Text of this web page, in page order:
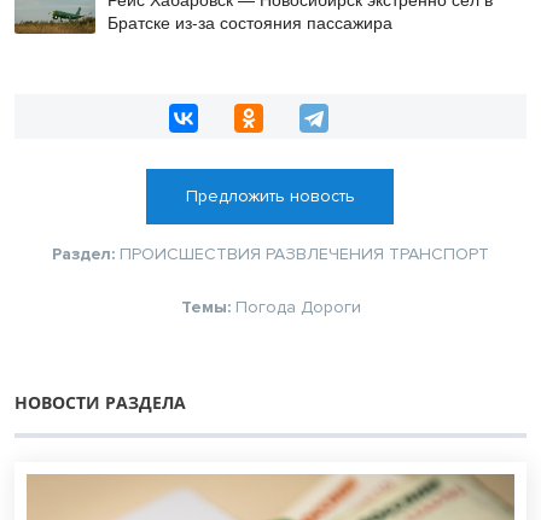
Братске из-за состояния пассажира
Предложить новость
Раздел: ПРОИСШЕСТВИЯ РАЗВЛЕЧЕНИЯ ТРАНСПОРТ
Темы: Погода Дороги
НОВОСТИ РАЗДЕЛА